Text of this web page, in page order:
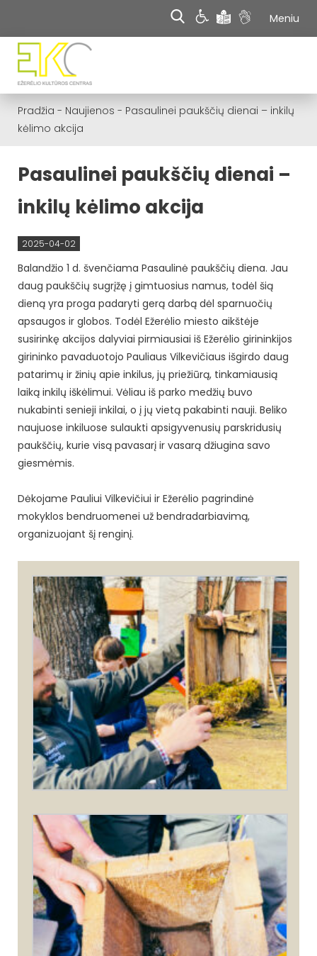
Meniu
Pradžia - Naujienos - Pasaulinei paukščių dienai – inkilų
kėlimo akcija
Pasaulinei paukščių dienai –
inkilų kėlimo akcija
2025-04-02
Balandžio 1 d. švenčiama Pasaulinė paukščių diena. Jau
daug paukščių sugrįžę į gimtuosius namus, todėl šią
dieną yra proga padaryti gerą darbą dėl sparnuočių
apsaugos ir globos. Todėl Ežerėlio miesto aikštėje
susirinkę akcijos dalyviai pirmiausiai iš Ežerėlio girininkijos
girininko pavaduotojo Pauliaus Vilkevičiaus išgirdo daug
patarimų ir žinių apie inkilus, jų priežiūrą, tinkamiausią
laiką inkilų iškėlimui. Vėliau iš parko medžių buvo
nukabinti senieji inkilai, o į jų vietą pakabinti nauji. Beliko
naujuose inkiluose sulaukti apsigyvenusių parskridusių
paukščių, kurie visą pavasarį ir vasarą džiugina savo
giesmėmis.
Dėkojame Pauliui Vilkevičiui ir Ežerėlio pagrindinė
mokyklos bendruomenei už bendradarbiavimą,
organizuojant šį renginį.